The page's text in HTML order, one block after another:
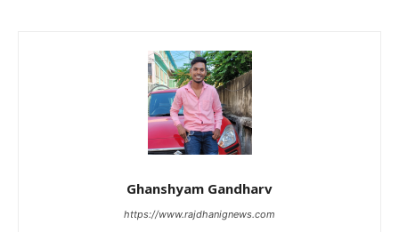
Ghanshyam Gandharv
https://www.rajdhanignews.com